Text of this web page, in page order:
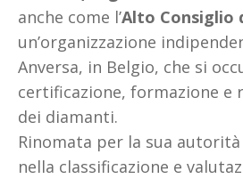
anche come l’Alto Consiglio
un’organizzazione
Anversa, in Belgio, che si
certificazione, formazione e
dei diamanti.
Rinomata per la sua
nella classificazione e